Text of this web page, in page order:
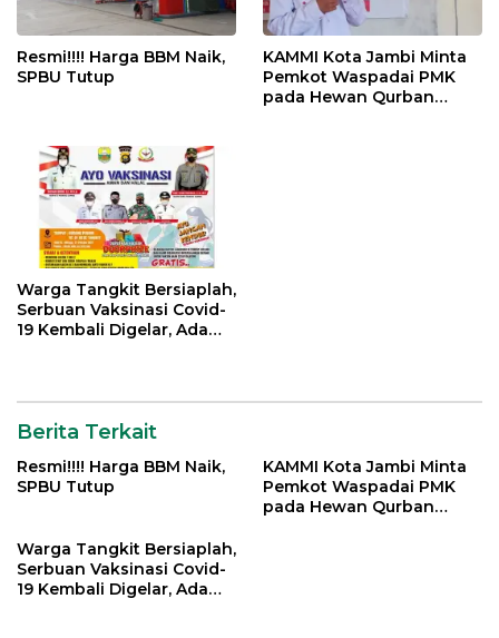
Resmi!!!! Harga BBM Naik,
SPBU Tutup
KAMMI Kota Jambi Minta
Pemkot Waspadai PMK
pada Hewan Qurban
Warga Tangkit Bersiaplah,
Serbuan Vaksinasi Covid-
19 Kembali Digelar, Ada
Berita Terkait
Resmi!!!! Harga BBM Naik,
SPBU Tutup
KAMMI Kota Jambi Minta
Pemkot Waspadai PMK
pada Hewan Qurban
Warga Tangkit Bersiaplah,
Serbuan Vaksinasi Covid-
19 Kembali Digelar, Ada